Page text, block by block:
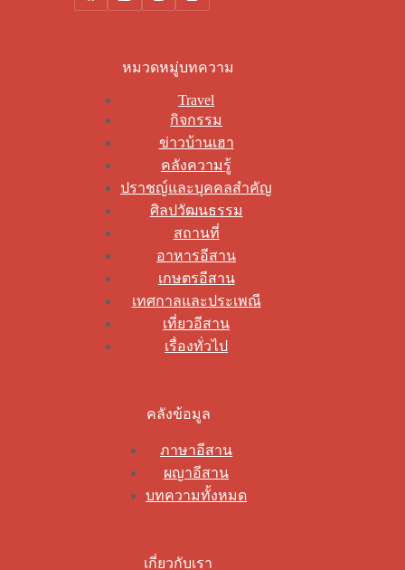
หมวดหมู่บทความ
Travel
กิจกรรม
ข่าวบ้านเฮา
คลังความรู้
ปราชญ์และบุคคลสำคัญ
ศิลปวัฒนธรรม
สถานที่
อาหารอีสาน
เกษตรอีสาน
เทศกาลและประเพณี
เที่ยวอีสาน
เรื่องทั่วไป
คลังข้อมูล
ภาษาอีสาน
ผญาอีสาน
บทความทั้งหมด
เกี่ยวกับเรา